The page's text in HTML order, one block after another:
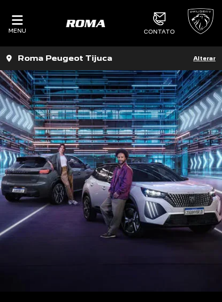
MENU CONTATO
Roma Peugeot Tijuca Alterar